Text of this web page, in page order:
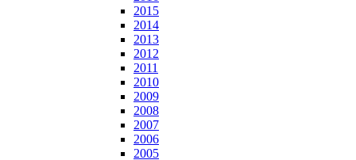
2015
2014
2013
2012
2011
2010
2009
2008
2007
2006
2005